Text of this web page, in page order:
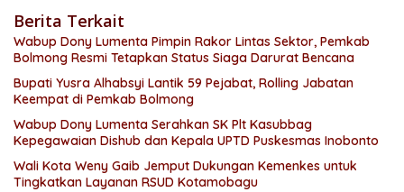
Berita Terkait
Wabup Dony Lumenta Pimpin Rakor Lintas Sektor, Pemkab
Bolmong Resmi Tetapkan Status Siaga Darurat Bencana
Bupati Yusra Alhabsyi Lantik 59 Pejabat, Rolling Jabatan
Keempat di Pemkab Bolmong
Wabup Dony Lumenta Serahkan SK Plt Kasubbag
Kepegawaian Dishub dan Kepala UPTD Puskesmas Inobonto
Wali Kota Weny Gaib Jemput Dukungan Kemenkes untuk
Tingkatkan Layanan RSUD Kotamobagu